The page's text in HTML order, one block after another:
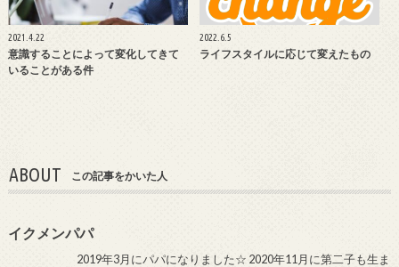
2021.4.22
意識することによって変化してきて
いることがある件
2022.6.5
ライフスタイルに応じて変えたもの
ABOUT この記事をかいた人
イクメンパパ
2019年3月にパパになりました☆ 2020年11月に第二子も生ま